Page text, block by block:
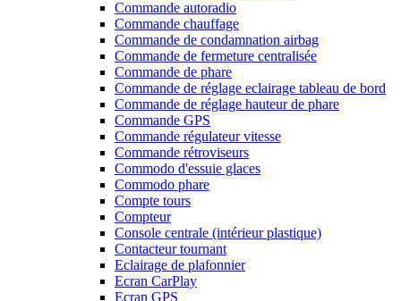
Commande autoradio
Commande chauffage
Commande de condamnation airbag
Commande de fermeture centralisée
Commande de phare
Commande de réglage eclairage tableau de bord
Commande de réglage hauteur de phare
Commande GPS
Commande régulateur vitesse
Commande rétroviseurs
Commodo d'essuie glaces
Commodo phare
Compte tours
Compteur
Console centrale (intérieur plastique)
Contacteur tournant
Eclairage de plafonnier
Ecran CarPlay
Ecran GPS